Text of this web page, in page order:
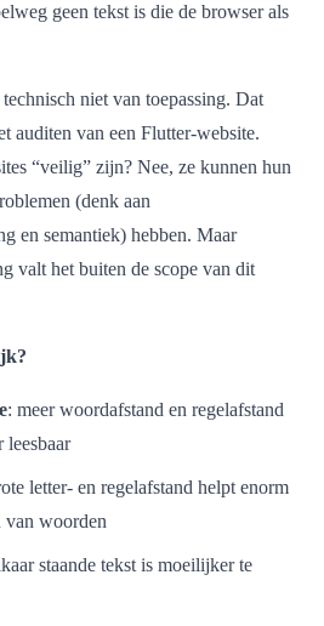
geen tekst is die de browser als
niet van toepassing. Dat
auditen van een Flutter-website.
“veilig” zijn? Nee, ze kunnen hun
(denk aan
en semantiek) hebben. Maar
valt het buiten de scope van dit
: meer woordafstand en regelafstand
leesbaar
letter- en regelafstand helpt enorm
van woorden
staande tekst is moeilijker te